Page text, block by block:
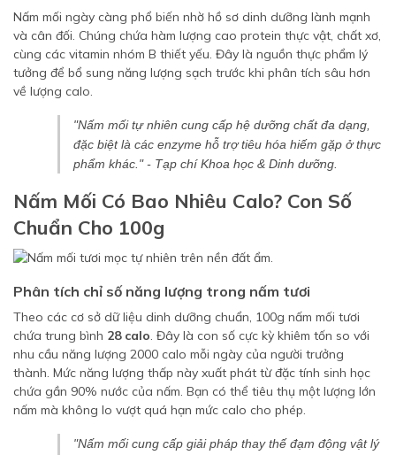
Nấm mối ngày càng phổ biến nhờ hồ sơ dinh dưỡng lành mạnh
và cân đối. Chúng chứa hàm lượng cao protein thực vật, chất xơ,
cùng các vitamin nhóm B thiết yếu. Đây là nguồn thực phẩm lý
tưởng để bổ sung năng lượng sạch trước khi phân tích sâu hơn
về lượng calo.
"Nấm mối tự nhiên cung cấp hệ dưỡng chất đa dạng,
đặc biệt là các enzyme hỗ trợ tiêu hóa hiếm gặp ở thực
phẩm khác." - Tạp chí Khoa học & Dinh dưỡng.
Nấm Mối Có Bao Nhiêu Calo? Con Số
Chuẩn Cho 100g
Phân tích chỉ số năng lượng trong nấm tươi
Theo các cơ sở dữ liệu dinh dưỡng chuẩn, 100g nấm mối tươi
chứa trung bình 28 calo. Đây là con số cực kỳ khiêm tốn so với
nhu cầu năng lượng 2000 calo mỗi ngày của người trưởng
thành. Mức năng lượng thấp này xuất phát từ đặc tính sinh học
chứa gần 90% nước của nấm. Bạn có thể tiêu thụ một lượng lớn
nấm mà không lo vượt quá hạn mức calo cho phép.
"Nấm mối cung cấp giải pháp thay thế đạm động vật lý